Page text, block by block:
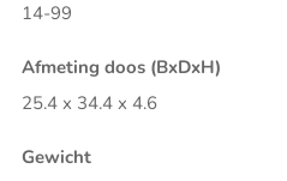
14-99
Afmeting doos (BxDxH)
25.4 x 34.4 x 4.6
Gewicht